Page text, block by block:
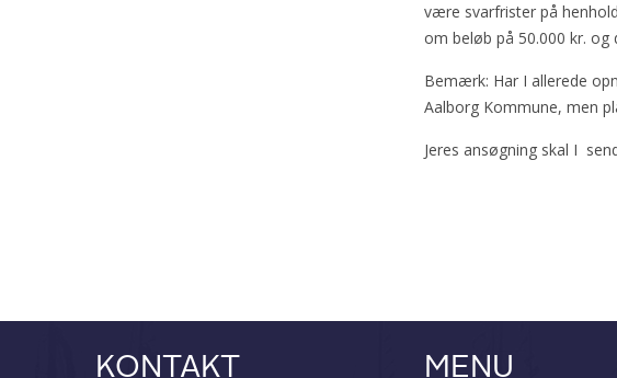
være svarfrister på
om beløb på 50.000 kr.
Bemærk: Har I allerede
Aalborg Kommune, men
Jeres ansøgning skal I
KONTAKT MENU